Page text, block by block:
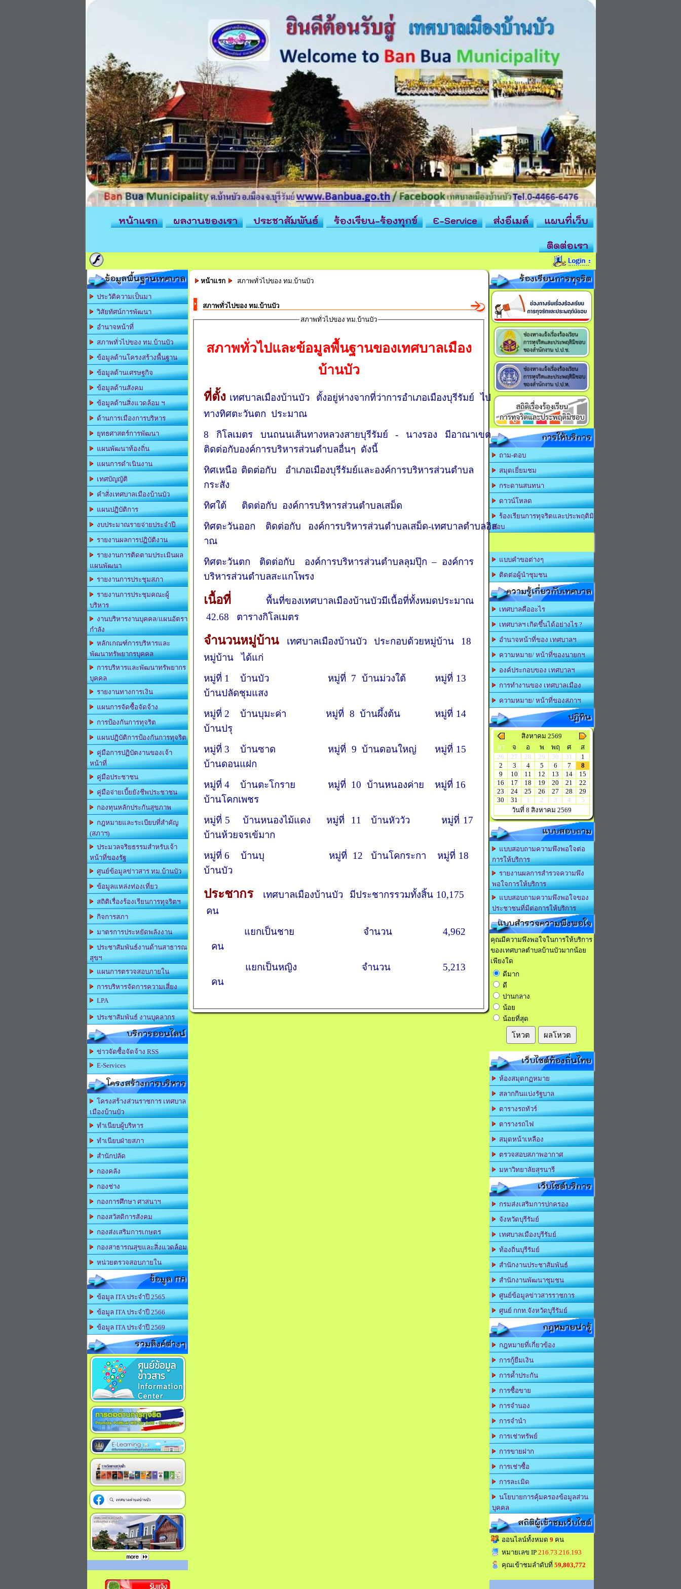
หน้าแรก ผลงานของเรา ประชาสัมพันธ์ ร้องเรียน-ร้องทุกข์ E-Service ส่งอีเมล์
แผนที่เว็บ
ติดต่อเรา
ข้อมูลพื้นฐานเทศบาล
ประวัติความเป็นมา
วิสัยทัศน์การพัฒนา
อำนาจหน้าที่
สภาพทั่วไปของ ทม.บ้านบัว
ข้อมูลด้านโครงสร้างพื้นฐาน
ข้อมูลด้านเศรษฐกิจ
ข้อมูลด้านสังคม
ข้อมูลด้านสิ่งแวดล้อม ฯ
ด้านการเมืองการบริหาร
ยุทธศาสตร์การพัฒนา
แผนพัฒนาท้องถิ่น
แผนการดำเนินงาน
เทศบัญญัติ
คำสั่งเทศบาลเมืองบ้านบัว
แผนปฏิบัติการ
งบประมาณรายจ่ายประจำปี
รายงานผลการปฏิบัติงาน
รายงานการติดตามประเมินผล
แผนพัฒนา
รายงานการประชุมสภา
รายงานการประชุมคณะผู้
บริหาร
งานบริหารงานบุคคล/แผนอัตรา
กำลัง
หลักเกณฑ์การบริหารและ
พัฒนาทรัพยากรบุคคล
การบริหารและพัฒนาทรัพยากร
บุคคล
รายงานทางการเงิน
แผนการจัดซื้อจัดจ้าง
การป้องกันการทุจริต
แผนปฏิบัติการป้องกันการทุจริต
คู่มือการปฏิบัตงานของเจ้า
หน้าที่
คู่มือประชาชน
คู่มือจ่ายเบี้ยยังชีพประชาชน
กองทุนหลักประกันสุขภาพ
กฎหมายและระเบียบที่สำคัญ
(สภาฯ)
ประมวลจริยธรรมสำหรับเจ้า
หน้าที่ของรัฐ
ศูนย์ข้อมูลข่าวสาร ทม.บ้านบัว
ข้อมูลแหล่งท่องเที่ยว
สถิติเรื่องร้องเรียนการทุจริตฯ
กิจการสภา
มาตรการประหยัดพลังงาน
ประชาสัมพันธ์งานด้านสาธารณ
สุขฯ
แผนการตรวจสอบภายใน
การบริหารจัดการความเสี่ยง
LPA
ประชาสัมพันธ์ งานบุคลากร
บริการออนไลน์
ข่าวจัดซื้อจัดจ้าง RSS
E-Services
โครงสร้างการบริหาร
โครงสร้างส่วนราชการ เทศบาล
เมืองบ้านบัว
ทำเนียบผู้บริหาร
ทำเนียบฝ่ายสภา
สำนักปลัด
กองคลัง
กองช่าง
กองการศึกษา ศาสนาฯ
กองสวัสดิการสังคม
กองส่งเสริมการเกษตร
กองสาธารณสุขและสิ่งแวดล้อม
หน่วยตรวจสอบภายใน
ข้อมูล ITA
ข้อมูล ITA ประจำปี 2565
ข้อมูล ITA ประจำปี 2566
ข้อมูล ITA ประจำปี 2569
รวมลิงค์ต่างๆ
หน้าแรก สภาพทั่วไปของ ทม.บ้านบัว
สภาพทั่วไปของ ทม.บ้านบัว
สภาพทั่วไปของ ทม.บ้านบัว
สภาพทั่วไปและข้อมูลพื้นฐานของเทศบาลเมือง
บ้านบัว
ที่ตั้ง เทศบาลเมืองบ้านบัว ตั้งอยู่ห่างจากที่ว่าการอำเภอเมืองบุรีรัมย์ ไป
ทางทิศตะวันตก ประมาณ
8 กิโลเมตร บนถนนเส้นทางหลวงสายบุรีรัมย์ - นางรอง มีอาณาเขต
ติดต่อกับองค์การบริหารส่วนตำบลอื่นๆ ดังนี้
ทิศเหนือ ติดต่อกับ อำเภอเมืองบุรีรัมย์และองค์การบริหารส่วนตำบล
กระสัง
ทิศใต้ ติดต่อกับ องค์การบริหารส่วนตำบลเสม็ด
ทิศตะวันออก ติดต่อกับ องค์การบริหารส่วนตำบลเสม็ด-เทศบาลตำบลอิส
าณ
ทิศตะวันตก ติดต่อกับ องค์การบริหารส่วนตำบลลุมปุ๊ก– องค์การ
บริหารส่วนตำบลสะแกโพรง
เนื้อที่
พื้นที่ของเทศบาลเมืองบ้านบัวมีเนื้อที่ทั้งหมดประมาณ
42.68 ตารางกิโลเมตร
จำนวนหมู่บ้าน เทศบาลเมืองบ้านบัว ประกอบด้วยหมู่บ้าน 18
หมู่บ้าน ได้แก่
หมู่ที่ 1 บ้านบัว หมู่ที่ 7 บ้านม่วงใต้ หมู่ที่ 13
บ้านปลัดชุมแสง
หมู่ที่ 2 บ้านบุมะค่า หมู่ที่ 8 บ้านผึ้งต้น หมู่ที่ 14
บ้านปรุ
หมู่ที่ 3 บ้านซาด หมู่ที่ 9 บ้านดอนใหญ่ หมู่ที่ 15
บ้านดอนแฝก
หมู่ที่ 4 บ้านตะโกราย หมู่ที่ 10 บ้านหนองค่าย หมู่ที่ 16
บ้านโคกเพชร
หมู่ที่ 5 บ้านหนองไม้แดง หมู่ที่ 11 บ้านหัววัว หมู่ที่ 17
บ้านห้วยจรเข้มาก
หมู่ที่ 6 บ้านบุ หมู่ที่ 12 บ้านโคกระกา หมู่ที่ 18
บ้านบัว
ประชากร
เทศบาลเมืองบ้านบัว มีประชากรรวมทั้งสิ้น 10,175
คน
แยกเป็นชาย จำนวน 4,962
คน
แยกเป็นหญิง จำนวน 5,213
คน
ร้องเรียนการทุจริต
การให้บริการ
ถาม-ตอบ
สมุดเยี่ยมชม
กระดานสนทนา
ดาวน์โหลด
ร้องเรียนการทุจริตและประพฤติมิ
ชอบ
แบบคำขอต่างๆ
ติดต่อผู้นำชุมชน
ความรู้เกี่ยวกับเทศบาล
เทศบาลคืออะไร
เทศบาลฯ เกิดขึ้นได้อย่างไร ?
อำนาจหน้าที่ของ เทศบาลฯ
ความหมาย/ หน้าที่ของนายกฯ
องค์ประกอบของ เทศบาลฯ
การทำงานของ เทศบาลเมือง
ความหมาย/ หน้าที่ของสภาฯ
ปฏิทิน
สิงหาคม 2569
อา
จ อ พ พฤ ศ
ส
26
27 28 29 30 31
1
2
3 4 5 6 7
8
9
10 11 12 13 14
15
16
17 18 19 20 21
22
23
24 25 26 27 28
29
30
31 1 2 3 4
5
วันที่ 8 สิงหาคม 2569
แบบสอบถาม
แบบสอบถามความพึงพอใจต่อ
การให้บริการ
รายงานผลการสำรวจความพึง
พอใจการให้บริการ
แบบสอบถามความพึงพอใจของ
ประชาชนที่มีต่อการให้บริการ
แบบสำรวจความพึงพอใจ
คุณมีความพึงพอใจในการให้บริการ
ของเทศบาลตำบลบ้านบัวมากน้อย
เพียงใด
ดีมาก
ดี
ปานกลาง
น้อย
น้อยที่สุด
โหวต ผลโหวต
เว็บไซต์ท้องถิ่นไทย
ห้องสมุดกฏหมาย
สลากกินแบ่งรัฐบาล
ตารางรถทัวร์
ตารางรถไฟ
สมุดหน้าเหลือง
ตรวจสอบสภาพอากาศ
มหาวิทยาลัยสุรนารี
เว็บไซต์บริการ
กรมส่งเสริมการปกครอง
จังหวัดบุรีรัมย์
เทศบาลเมืองบุรีรัมย์
ท้องถิ่นบุรีรัมย์
สำนักงานประชาสัมพันธ์
สำนักงานพัฒนาชุมชน
ศูนย์ข้อมูลข่าวสารราชการ
ศูนย์ กกท.จังหวัดบุรีรัมย์
กฎหมายน่ารู้
กฎหมายที่เกี่ยวข้อง
การกู้ยืมเงิน
การค้ำประกัน
การซื้อขาย
การจำนอง
การจำนำ
การเช่าทรัพย์
การขายฝาก
การเช่าซื้อ
การละเมิด
นโยบายการคุ้มครองข้อมูลส่วน
บุคคล
สถิติผู้เข้าชมเว็บไซต์
ออนไลน์ทั้งหมด 9 คน
หมายเลข IP 216.73.216.193
คุณเข้าชมลำดับที่ 59,803,772